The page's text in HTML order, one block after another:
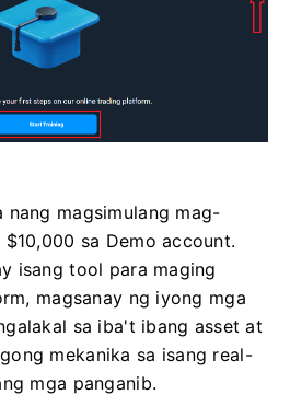
nang magsimulang mag-
sa Demo account.
isang tool para maging
magsanay ng iyong mga
sa iba't ibang asset at
mekanika sa isang real-
mga panganib.